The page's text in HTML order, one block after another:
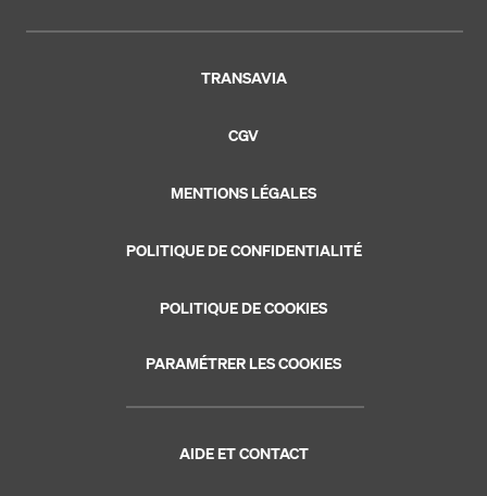
TRANSAVIA
CGV
MENTIONS LÉGALES
POLITIQUE DE CONFIDENTIALITÉ
POLITIQUE DE COOKIES
PARAMÉTRER LES COOKIES
AIDE ET CONTACT